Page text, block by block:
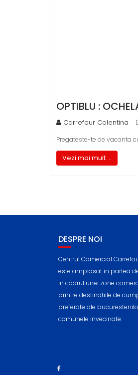
OPTIBLU :
Carrefour Colentina
Pregateste-te de vacanta
Vezi mai mult ...
DESPRE NOI
Centrul Comercial
este amplasat in partea
in cadrul unei zone
printre destinatiile de
preferate ale
comunele invecinate.